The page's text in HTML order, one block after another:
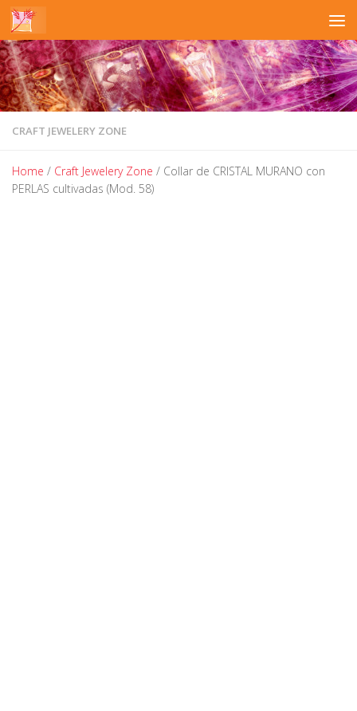
Skip to content
CRAFT JEWELERY ZONE
Home / Craft Jewelery Zone / Collar de CRISTAL MURANO con
PERLAS cultivadas (Mod. 58)